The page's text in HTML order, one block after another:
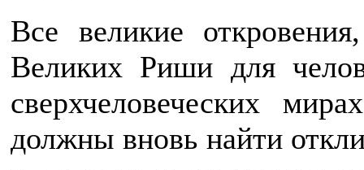
Все великие
Великих Риши для
сверхчеловеческих
должны вновь найти